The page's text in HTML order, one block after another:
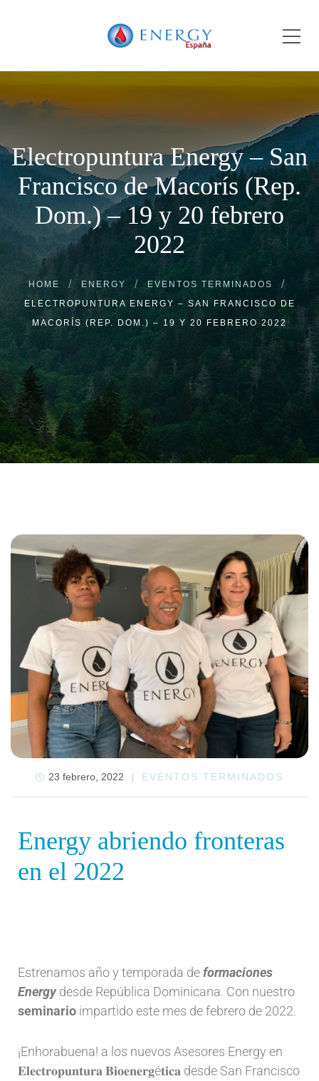
Electropuntura Energy – San
Francisco de Macorís (Rep.
Dom.) – 19 y 20 febrero
2022
HOME ENERGY
EVENTOS TERMINADOS
ELECTROPUNTURA ENERGY – SAN FRANCISCO DE
MACORÍS (REP. DOM.) – 19 Y 20 FEBRERO 2022
23 febrero, 2022 EVENTOS TERMINADOS
Energy abriendo fronteras
en el 2022
Estrenamos año y temporada deformaciones
Energydesde República Dominicana. Con nuestro
seminario impartido este mes de febrero de 2022.
¡Enhorabuena! a los nuevos Asesores Energy en
𝐄𝐥𝐞𝐜𝐭𝐫𝐨𝐩𝐮𝐧𝐭𝐮𝐫𝐚 𝐁𝐢𝐨𝐞𝐧𝐞𝐫𝐠é𝐭𝐢𝐜𝐚 desde San Francisco